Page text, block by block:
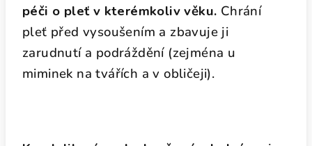
péči o pleť v kterémkoliv věku. Chrání
pleť před vysoušením a zbavuje ji
zarudnutí a podráždění (zejména u
miminek na tvářích a v obličeji).